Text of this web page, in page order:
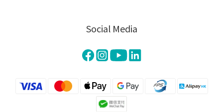
Social Media